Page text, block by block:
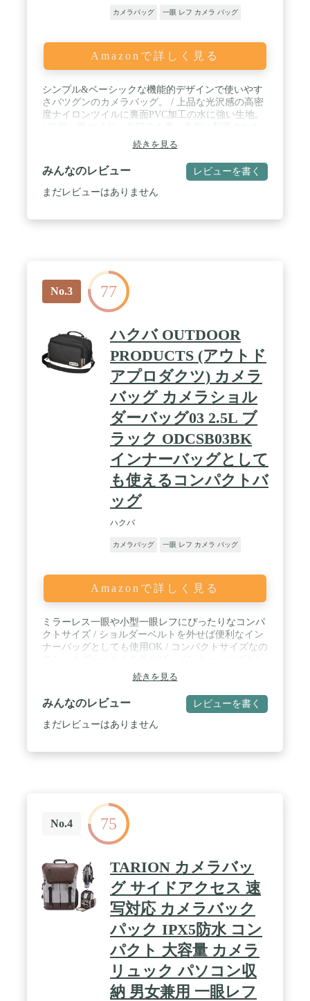
カメラバッグ 一眼 レフ カメラ バッグ
Amazonで詳しく見る
シンプル&ベーシックな機能的デザインで使いやす
さバツグンのカメラバッグ。 / 上品な光沢感の高密
度ナイロンツイルに裏面PVC加工の水に強い生地。
多彩なポケット。 / 天面に位置調整が可能な三脚固
定ベルトを装備。 / 外寸法/重量 :
W360×H270×D220mm/1,180g / カメラ収納部内寸法 :
W340×H245×D150mm / PC収納部参考収容寸法 :
W325×H230×D15mm(13インチクラス) / 大口径標準
続きを見る
みんなのレビュー レビューを書く
まだレビューはありません
No.3 77
ハクバ OUTDOOR
PRODUCTS (アウトド
アプロダクツ) カメラ
バッグ カメラショル
ダーバッグ03 2.5L ブ
ラック ODCSB03BK
インナーバッグとして
も使えるコンパクトバ
ッグ
ハクバ
カメラバッグ 一眼 レフ カメラ バッグ
Amazonで詳しく見る
ミラーレス一眼や小型一眼レフにぴったりなコンパ
クトサイズ / ショルダーベルトを外せば便利なイン
ナーバッグとしても使用OK / コンパクトサイズなの
ても使用することができます。 / 人気ブランド「ア
ウトドアプロダクツ」のカメラショルダーバッグ /
内寸法 : W210×H130×D90mm / 外寸法 :
W230×H150×D125mm / 収納例 : レンズ付きミラーレ
ス一眼カメラ+交換レンズ1本 / しっかりした持ち手
続きを見る
みんなのレビュー レビューを書く
まだレビューはありません
No.4 75
TARION カメラバッ
グ サイドアクセス 速
写対応 カメラバック
パック IPX5防水 コン
パクト 大容量 カメラ
リュック パソコン収
納 男女兼用 一眼レフ